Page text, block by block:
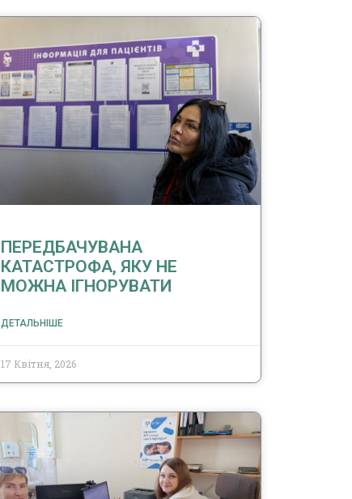
ПЕРЕДБАЧУВАНА
КАТАСТРОФА, ЯКУ НЕ
МОЖНА ІГНОРУВАТИ
ДЕТАЛЬНІШЕ
17 Квітня, 2026